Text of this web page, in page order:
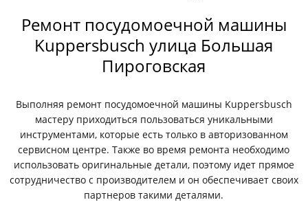
Ремонт посудомоечной машины
Kuppersbusch улица Большая
Пироговская
Выполняя ремонт посудомоечной машины Kuppersbusch
мастеру приходиться пользоваться уникальными
инструментами, которые есть только в авторизованном
сервисном центре. Также во время ремонта необходимо
использовать оригинальные детали, поэтому идет прямое
сотрудничество с производителем и он обеспечивает своих
партнеров такими деталями.